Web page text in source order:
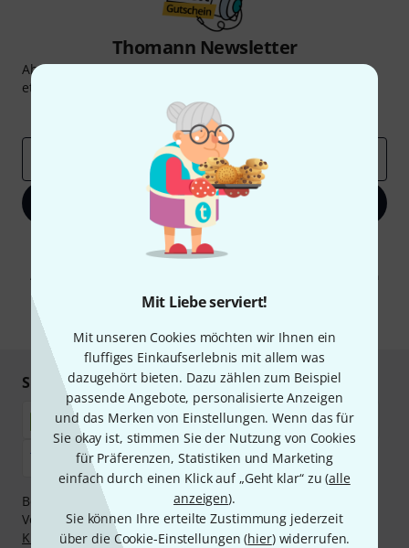
Mit Liebe serviert!
Mit unseren Cookies möchten wir Ihnen ein
fluffiges Einkaufserlebnis mit allem was
dazugehört bieten. Dazu zählen zum Beispiel
passende Angebote, personalisierte Anzeigen
und das Merken von Einstellungen. Wenn das für
Sie okay ist, stimmen Sie der Nutzung von Cookies
für Präferenzen, Statistiken und Marketing
einfach durch einen Klick auf „Geht klar“ zu (alle
anzeigen).
Sie können Ihre erteilte Zustimmung jederzeit
über die Cookie-Einstellungen (hier) widerrufen.
Thomann Newsletter
Abonniere den Thomann Newsletter und gewinne mit
etwas Glück einen von
Inspirierende Beiträge
Deals
Jetzt anmelden
Mit Klick auf „Jetzt anmelden“ stimmen Sie dem Erhalt von E-Mail-
Werbung und einer Messung des E-Mail-Nutzungsverhaltens zu. Die
Abmeldung ist jederzeit möglich. Weitere Informationen finden Sie in
Sicher einkaufen & bezahlen
Bezahlen Sie vertraulich und sicher per Nachnahme,
Vorkasse, PayPal, Amazon Pay,Klarna Sofort bezahlen
Klarna Ratenzahlungoder Kreditkarte.